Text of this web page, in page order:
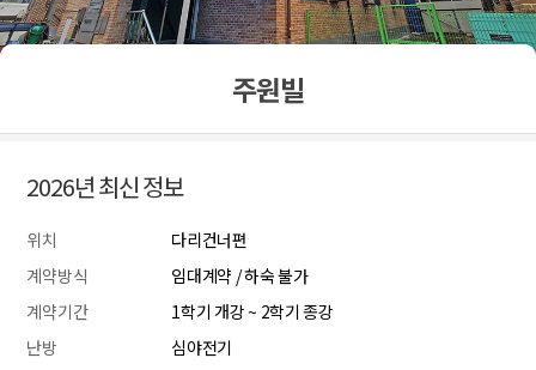
주원빌
2026년 최신 정보
위치
다리건너편
계약방식
임대계약 / 하숙 불가
계약기간
1학기 개강 ~ 2학기 종강
난방
심야전기